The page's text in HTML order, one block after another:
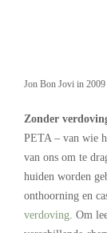
Jon Bon Jovi in
Zonder
PETA – van wie
van ons om te
huiden worden
onthoorning en
verdoving. Om